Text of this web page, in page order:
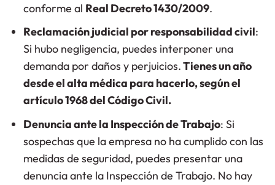
conforme al Real Decreto 1430/2009.
Reclamación judicial por responsabilidad civil:
Si hubo negligencia, puedes interponer una
demanda por daños y perjuicios.Tienes un año
desde el alta médica para hacerlo, según el
artículo 1968 del Código Civil.
Denuncia ante la Inspección de Trabajo: Si
sospechas que la empresa no ha cumplido con las
medidas de seguridad, puedes presentar una
denuncia ante la Inspección de Trabajo. No hay